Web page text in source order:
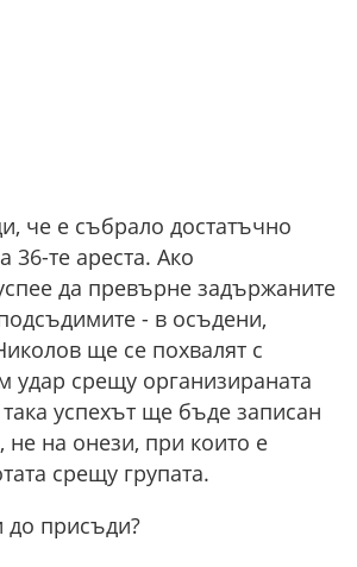
че е събрало достатъчно
36-те ареста. Ако
да превърне задържаните
- в осъдени,
ще се похвалят с
удар срещу организираната
успехът ще бъде записан
не на онези, при които е
срещу групата.
до присъди?